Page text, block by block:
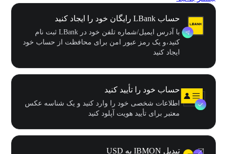
حساب LBank رایگان خود را ایجاد کنید
با آدرس ایمیل/شماره تلفن خود در LBank ثبت نام
کنید،و یک رمز عبور امن برای محافظت از حساب خود
ایجاد کنید
حساب خود را تأیید کنید
اطلاعات شخصی خود را وارد کنید و یک شناسه عکس
معتبر برای تأیید هویت آپلود کنید
تبدیل IBMON به USD